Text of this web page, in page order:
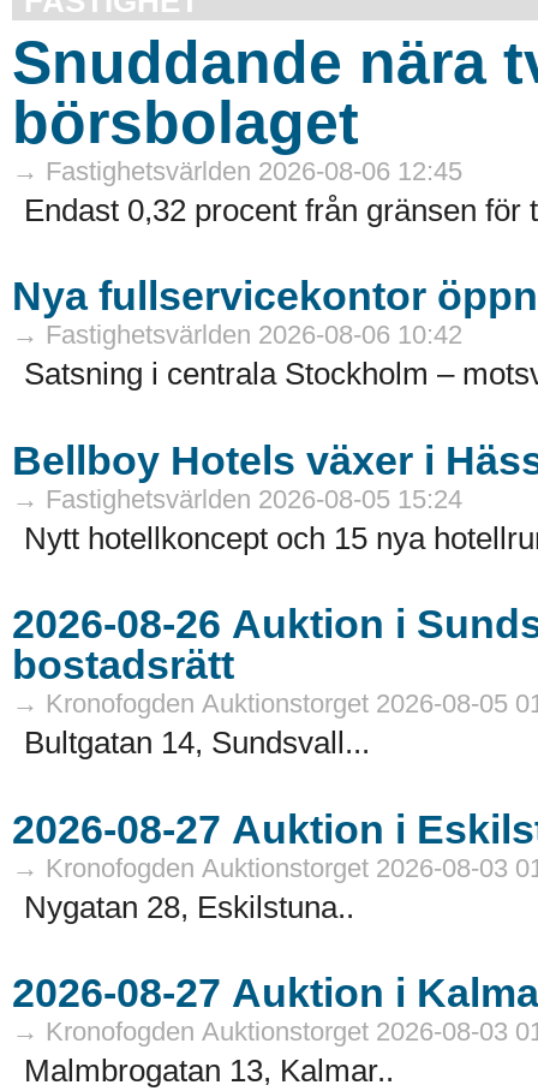
Snuddande nära
börsbolaget
→ Fastighetsvärlden 2026-08-06 12:45
Endast 0,32 procent från gränsen för
Nya fullservicekontor
→ Fastighetsvärlden 2026-08-06 10:42
Satsning i centrala Stockholm –
Bellboy Hotels växer i
→ Fastighetsvärlden 2026-08-05 15:24
Nytt hotellkoncept och 15 nya
2026-08-26 Auktion i Sundsvall - Fastigheter och
bostadsrätt
→ Kronofogden Auktionstorget 2026-08-05
Bultgatan 14, Sundsvall...
→ Kronofogden Auktionstorget 2026-08-03
Nygatan 28, Eskilstuna..
→ Kronofogden Auktionstorget 2026-08-03
Malmbrogatan 13, Kalmar..